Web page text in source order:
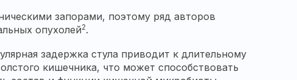
запорами, поэтому ряд авторов
опухолей2.
задержка стула приводит к длительному
кишечника, что может способствовать